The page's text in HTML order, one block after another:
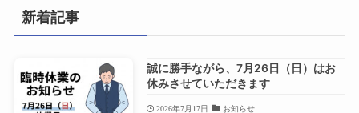
新着記事
誠に勝手ながら、7月26日（日）はお
休みさせていただきます
2026年7月17日 お知らせ